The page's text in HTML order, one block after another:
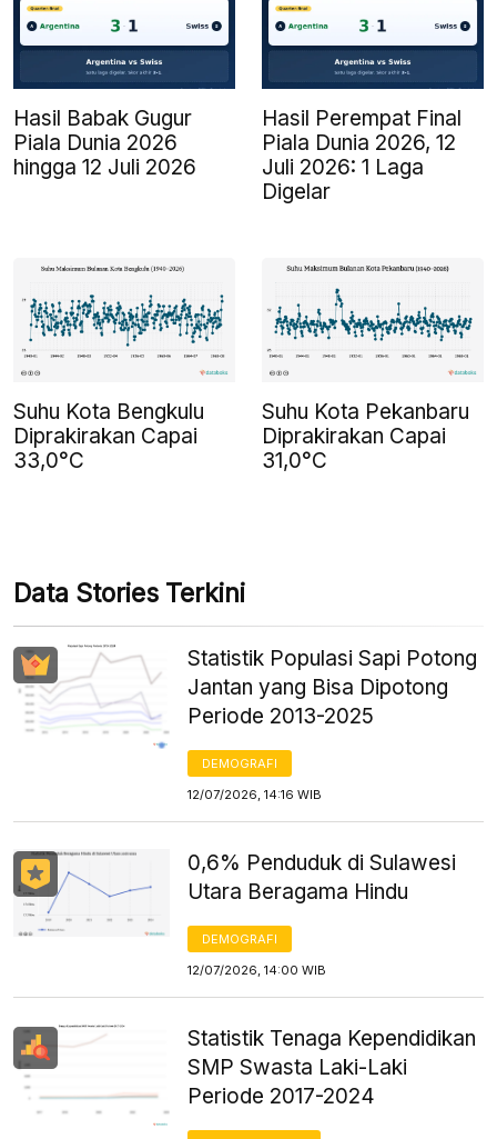
Hasil Babak Gugur
Piala Dunia 2026
hingga 12 Juli 2026
Hasil Perempat Final
Piala Dunia 2026, 12
Juli 2026: 1 Laga
Digelar
Suhu Kota Bengkulu
Diprakirakan Capai
33,0°C
Suhu Kota Pekanbaru
Diprakirakan Capai
31,0°C
Data Stories Terkini
Statistik Populasi Sapi Potong
Jantan yang Bisa Dipotong
Periode 2013-2025
DEMOGRAFI
12/07/2026, 14:16 WIB
0,6% Penduduk di Sulawesi
Utara Beragama Hindu
DEMOGRAFI
12/07/2026, 14:00 WIB
Statistik Tenaga Kependidikan
SMP Swasta Laki-Laki
Periode 2017-2024